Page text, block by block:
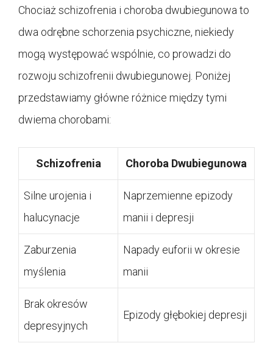
Chociaż schizofrenia i choroba dwubiegunowa to
dwa odrębne schorzenia psychiczne, niekiedy
mogą występować wspólnie, co prowadzi do
rozwoju schizofrenii dwubiegunowej. Poniżej
przedstawiamy główne różnice między tymi
dwiema chorobami:
Schizofrenia Choroba Dwubiegunowa
Silne urojenia i
halucynacje
Naprzemienne epizody
manii i depresji
Zaburzenia
myślenia
Napady euforii w okresie
manii
Brak okresów
depresyjnych
Epizody głębokiej depresji